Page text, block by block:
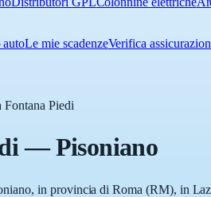
Le mie scadenzeVerifica
Fontana Piedi
—Pisoniano
in provincia di Roma (RM), in